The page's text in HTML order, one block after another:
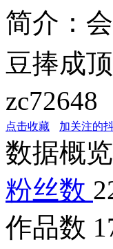
简介：
豆捧成
zc72648
点击收藏 加关注的
数据概览
粉丝数
作品数